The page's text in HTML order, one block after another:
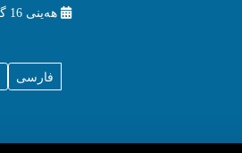
هه‌ینی 16 گه‌لاوێژ2726
فارسی